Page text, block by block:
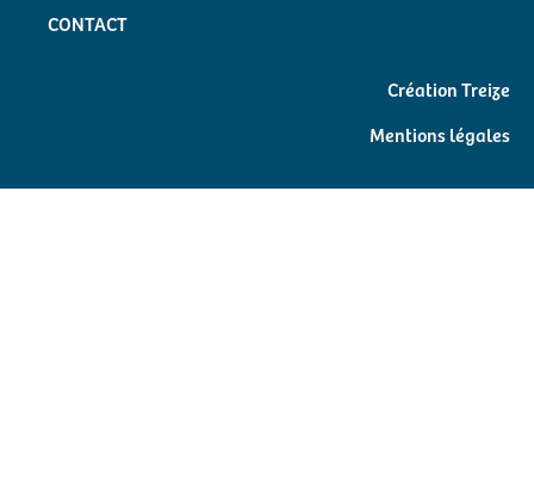
CONTACT
Création Treize
Mentions légales